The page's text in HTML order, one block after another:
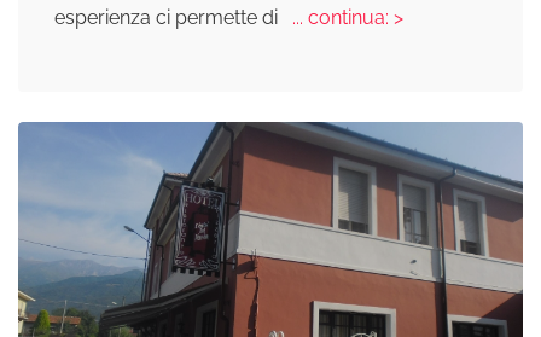
esperienza ci permette di
... continua: >